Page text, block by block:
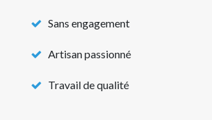
Sans engagement
Artisan passionné
Travail de qualité